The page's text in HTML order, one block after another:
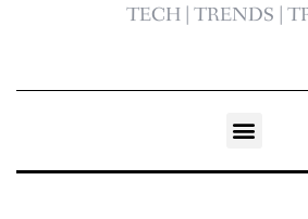
TECH | TRENDS |